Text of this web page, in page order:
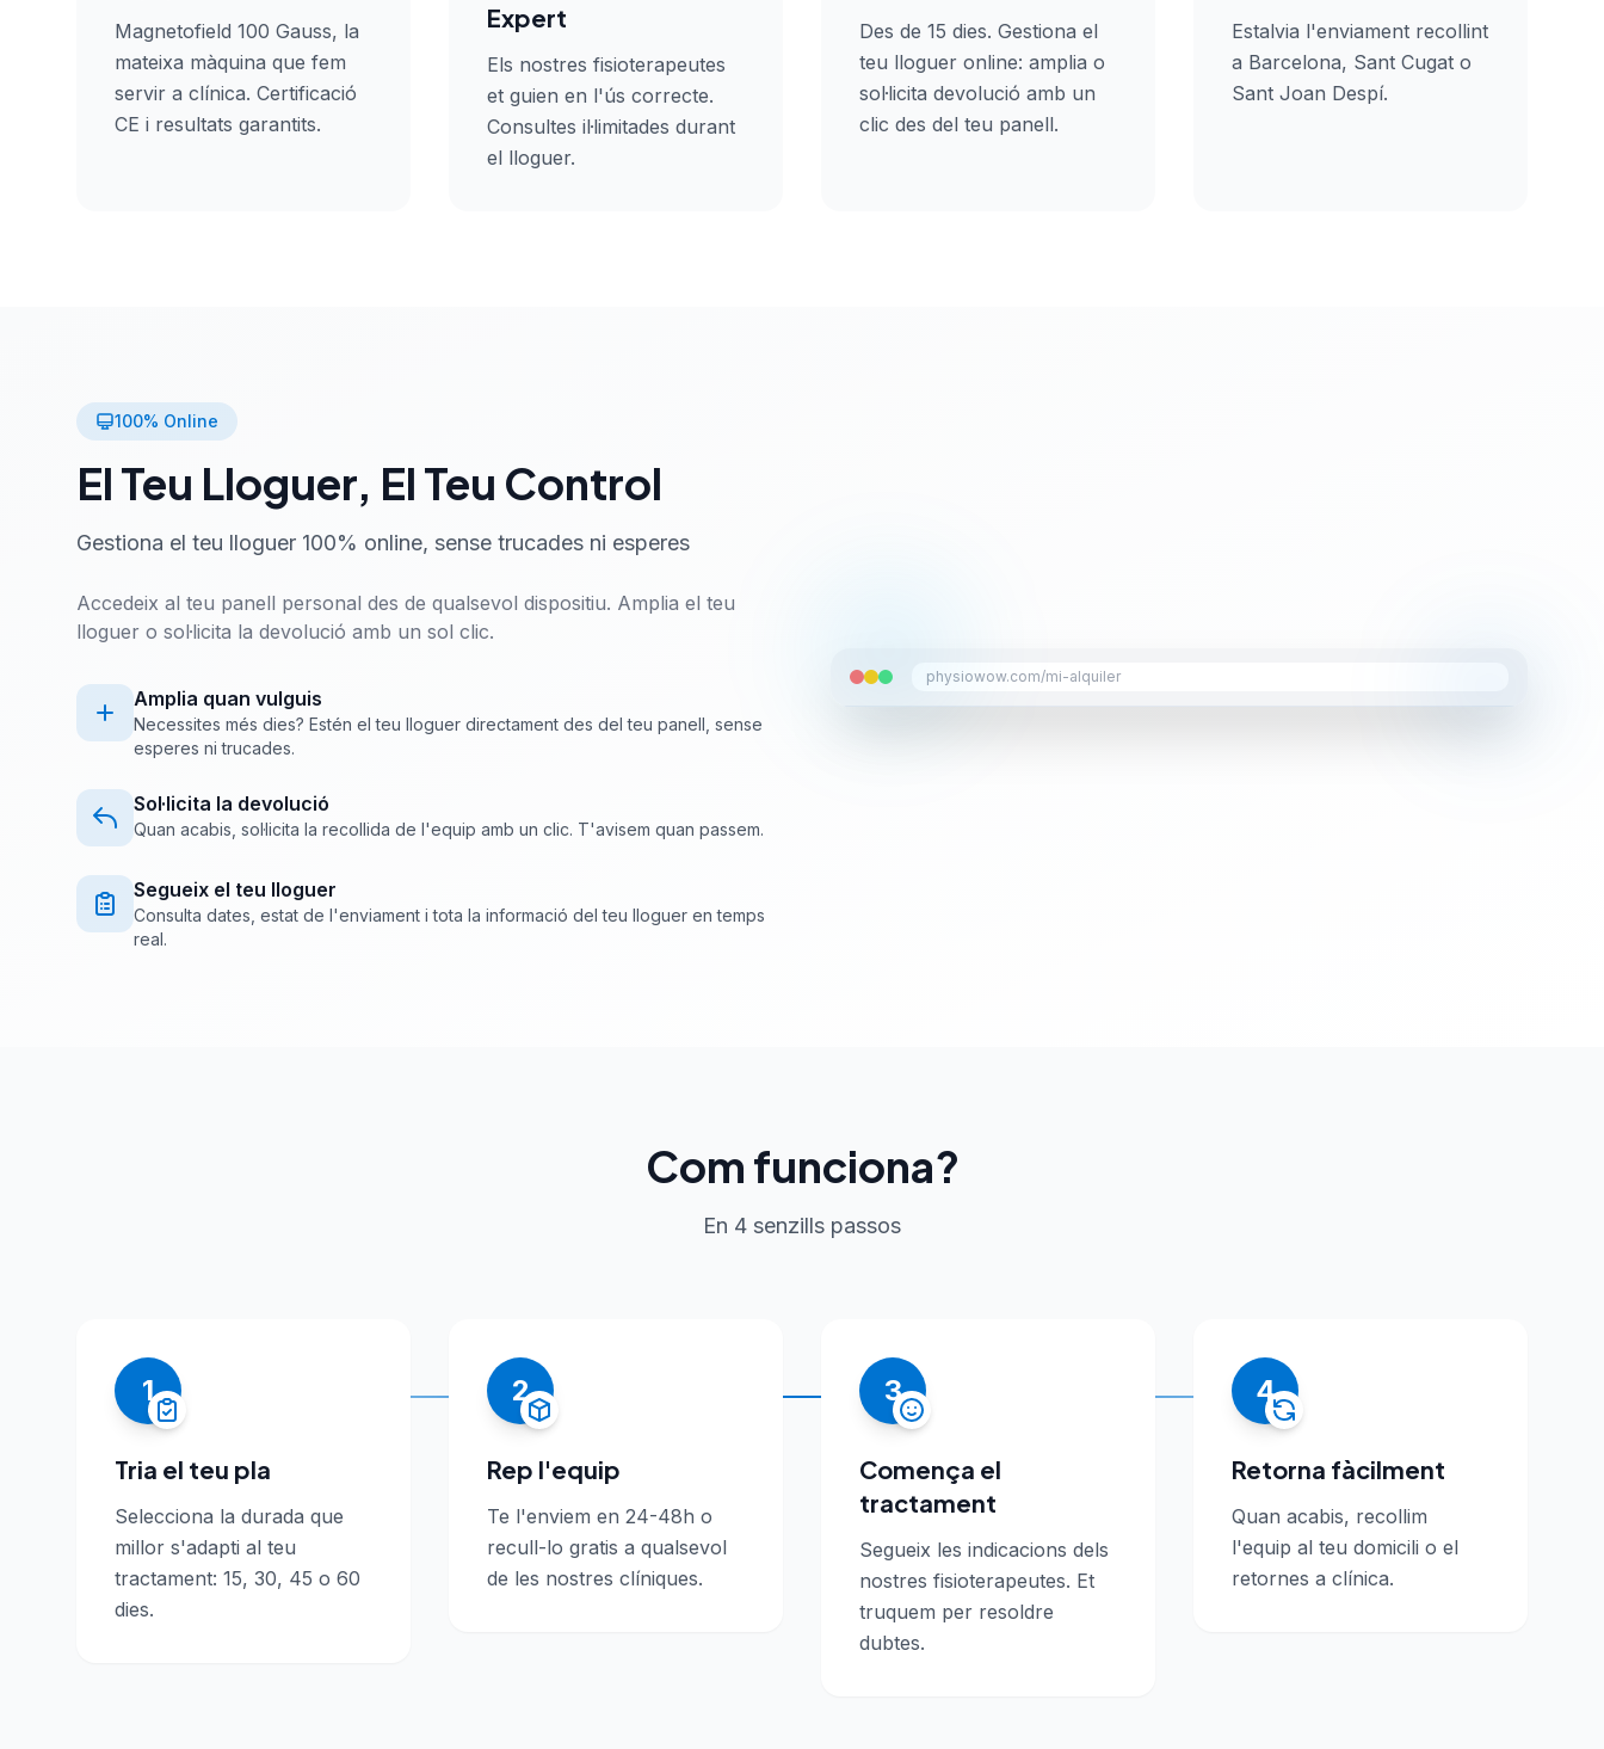
Magnetofield 100 Gauss, la
mateixa màquina que fem
servir a clínica. Certificació
CE i resultats garantits.
Expert
Els nostres fisioterapeutes
et guien en l'ús correcte.
Consultes il·limitades durant
el lloguer.
Des de 15 dies. Gestiona el
teu lloguer online: amplia o
sol·licita devolució amb un
clic des del teu panell.
Estalvia l'enviament recollint
a Barcelona, Sant Cugat o
Sant Joan Despí.
100% Online
El Teu Lloguer, El Teu Control
Gestiona el teu lloguer 100% online, sense trucades ni esperes
Accedeix al teu panell personal des de qualsevol dispositiu. Amplia el teu
lloguer o sol·licita la devolució amb un sol clic.
Amplia quan vulguis
Necessites més dies? Estén el teu lloguer directament des del teu panell, sense
esperes ni trucades.
Sol·licita la devolució
Quan acabis, sol·licita la recollida de l'equip amb un clic. T'avisem quan passem.
Segueix el teu lloguer
Consulta dates, estat de l'enviament i tota la informació del teu lloguer en temps
real.
physiowow.com/mi-alquiler
Com funciona?
En 4 senzills passos
1
Tria el teu pla
Selecciona la durada que
millor s'adapti al teu
tractament: 15, 30, 45 o 60
dies.
2
Rep l'equip
Te l'enviem en 24-48h o
recull-lo gratis a qualsevol
de les nostres clíniques.
3
Comença el
tractament
Segueix les indicacions dels
nostres fisioterapeutes. Et
truquem per resoldre
dubtes.
4
Retorna fàcilment
Quan acabis, recollim
l'equip al teu domicili o el
retornes a clínica.